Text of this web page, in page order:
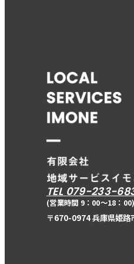
TEL 079-233-
(営業時間 9：00〜18：00)
〒670-0974 兵庫県姫路